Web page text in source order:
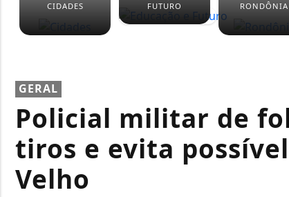
CIDADES
FUTURO
RONDÔNIA
GERAL
Policial militar de
tiros e evita
Velho